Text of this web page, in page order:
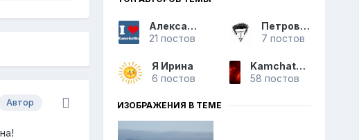
Автор
Александр
21 постов
Петрович
7 постов
Я Ирина
6 постов
Kamchatka-Peninsula.ru
58 постов
ИЗОБРАЖЕНИЯ В ТЕМЕ